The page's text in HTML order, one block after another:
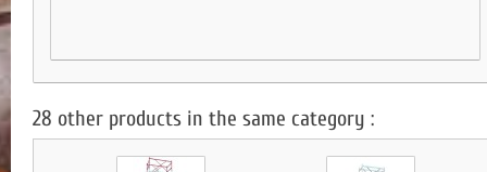
28 other products in the same category :